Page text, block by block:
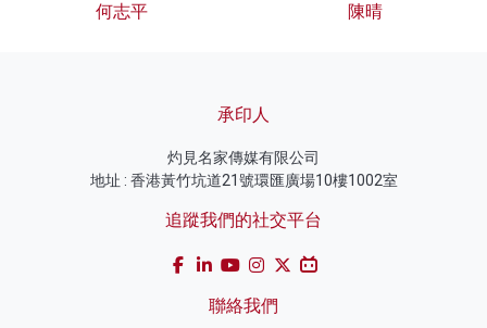
何志平 陳晴
承印人
灼見名家傳媒有限公司
地址 : 香港黃竹坑道21號環匯廣場10樓1002室
追蹤我們的社交平台
聯絡我們